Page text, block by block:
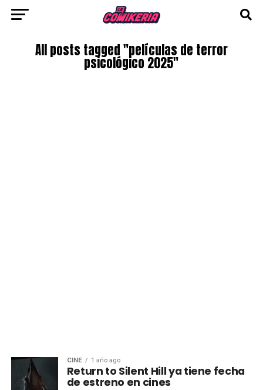
All posts tagged "películas de terror
psicológico 2025"
CINE 1 año ago
Return to Silent Hill ya tiene fecha
de estreno en cines